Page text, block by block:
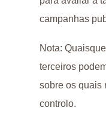
campanhas
Nota:
terceiros
sobre os quais
controlo.